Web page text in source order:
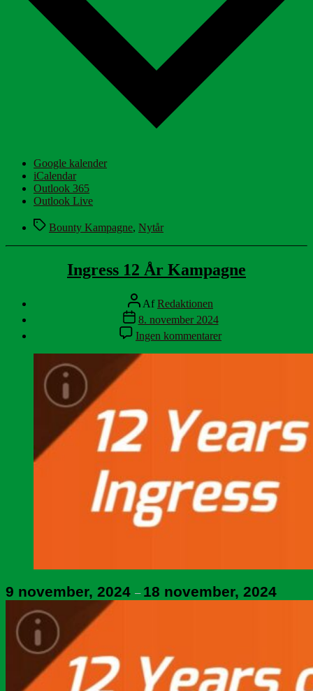
Google kalender
iCalendar
Outlook 365
Outlook Live
TagsBounty Kampagne, Nytår
Ingress 12 År Kampagne
Indlægsforfatter
AfRedaktionen
Indlægsdato
8. november 2024
Ingen kommentarertil
Ingress
12
9 november, 2024 – 18 november, 2024